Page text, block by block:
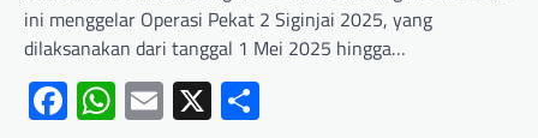
ini menggelar Operasi Pekat 2 Siginjai 2025, yang
dilaksanakan dari tanggal 1 Mei 2025 hingga…
Facebook
WhatsApp
Email
X